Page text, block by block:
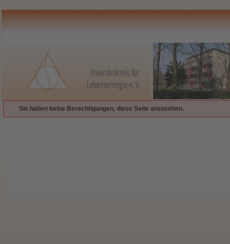
Sie haben keine Berechtigungen, diese Seite anzusehen.